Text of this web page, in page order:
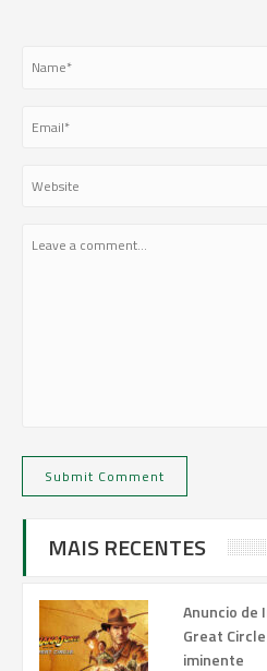
MAIS RECENTES
Anuncio de
Great
iminente